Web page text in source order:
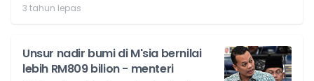
3 tahun lepas
Unsur nadir bumi di M'sia bernilai
lebih RM809 bilion - menteri